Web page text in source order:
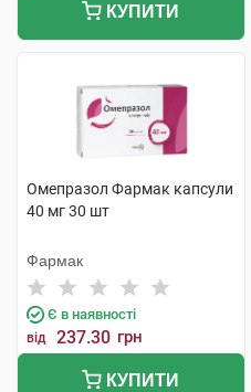
КУПИТИ
Омепразол Фармак капсули
40 мг 30 шт
Фармак
Є в наявності
від 237.30 грн
КУПИТИ